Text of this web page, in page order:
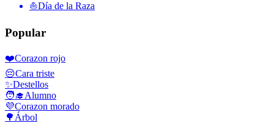
⛵️Día de la Raza
Popular
❤️Corazon rojo
😔Cara triste
✨Destellos
🧑‍🎓Alumno
💜Corazon morado
🌳 Árbol